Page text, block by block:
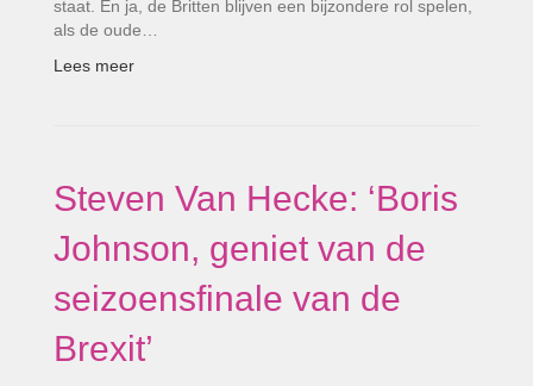
staat. En ja, de Britten blijven een bijzondere rol spelen,
als de oude…
Lees meer
Steven Van Hecke: ‘Boris
Johnson, geniet van de
seizoensfinale van de
Brexit’